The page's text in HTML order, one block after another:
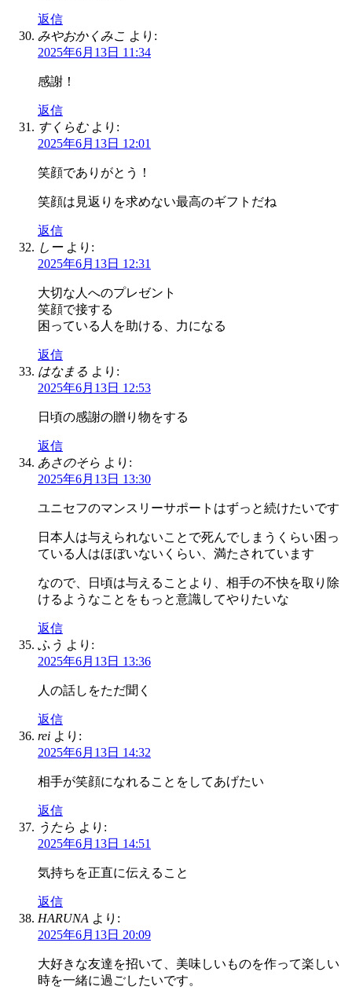
返信
みやおかくみこ より:
2025年6月13日 11:34
感謝！
返信
すくらむ より:
2025年6月13日 12:01
笑顔でありがとう！
笑顔は見返りを求めない最高のギフトだね
返信
しー より:
2025年6月13日 12:31
大切な人へのプレゼント
笑顔で接する
困っている人を助ける、力になる
返信
はなまる より:
2025年6月13日 12:53
日頃の感謝の贈り物をする
返信
あさのそら より:
2025年6月13日 13:30
ユニセフのマンスリーサポートはずっと続けたいです
日本人は与えられないことで死んでしまうくらい困っ
ている人はほぼいないくらい、満たされています
なので、日頃は与えることより、相手の不快を取り除
けるようなことをもっと意識してやりたいな
返信
ふう より:
2025年6月13日 13:36
人の話しをただ聞く
返信
rei より:
2025年6月13日 14:32
相手が笑顔になれることをしてあげたい
返信
うたら より:
2025年6月13日 14:51
気持ちを正直に伝えること
返信
HARUNA より:
2025年6月13日 20:09
大好きな友達を招いて、美味しいものを作って楽しい
時を一緒に過ごしたいです。